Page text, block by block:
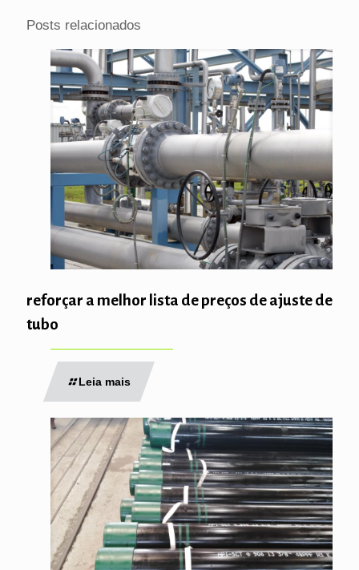
Posts relacionados
reforçar a melhor lista de preços de ajuste de
tubo
Leia mais